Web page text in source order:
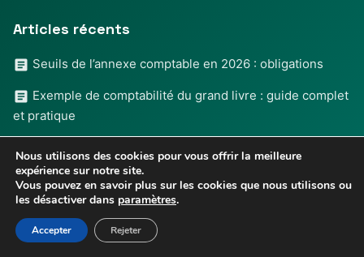
Articles récents
Seuils de l’annexe comptable en 2026 : obligations
Exemple de comptabilité du grand livre : guide complet
et pratique
complet et conseils pratiques
Formation d’anglais CPF : comment mobiliser ses droits
et choisir la bonne formation ?
Nous utilisons des cookies pour vous offrir la meilleure
expérience sur notre site.
Vous pouvez en savoir plus sur les cookies que nous utilisons ou
les désactiver dans paramètres.
Accepter Rejeter